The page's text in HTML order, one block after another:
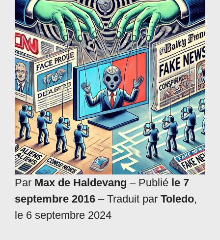
Par Max de Haldevang – Publié le 7
septembre 2016 – Traduit par Toledo,
le 6 septembre 2024